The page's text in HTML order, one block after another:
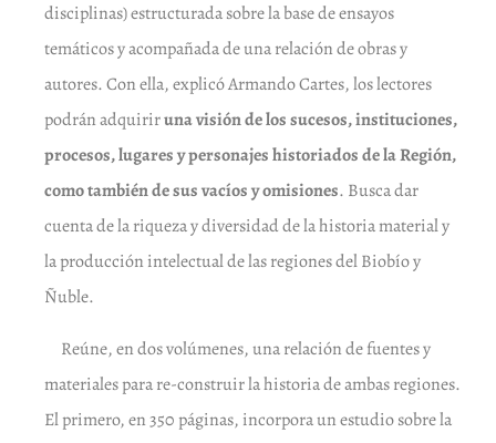
disciplinas) estructurada sobre la base de ensayos
temáticos y acompañada de una relación de obras y
autores. Con ella, explicó Armando Cartes, los lectores
podrán adquiriruna visión de los sucesos, instituciones,
procesos, lugares y personajes historiados de la Región,
como también de sus vacíos y omisiones. Busca dar
cuenta de la riqueza y diversidad de la historia material y
la producción intelectual de las regiones del Biobío y
Ñuble.
Reúne, en dos volúmenes, una relación de fuentes y
materiales para re-construir la historia de ambas regiones.
El primero, en 350 páginas, incorpora un estudio sobre la